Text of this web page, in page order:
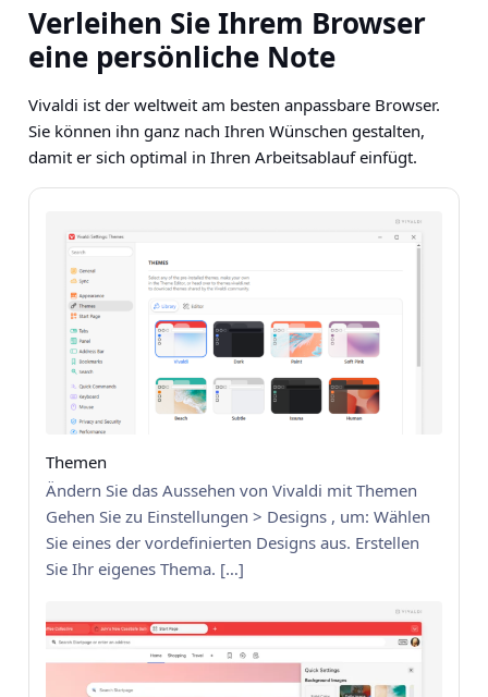
Verleihen Sie Ihrem Browser
eine persönliche Note
Vivaldi ist der weltweit am besten anpassbare Browser.
Sie können ihn ganz nach Ihren Wünschen gestalten,
damit er sich optimal in Ihren Arbeitsablauf einfügt.
Themen
Ändern Sie das Aussehen von Vivaldi mit Themen
Gehen Sie zu Einstellungen > Designs , um: Wählen
Sie eines der vordefinierten Designs aus. Erstellen
Sie Ihr eigenes Thema. […]